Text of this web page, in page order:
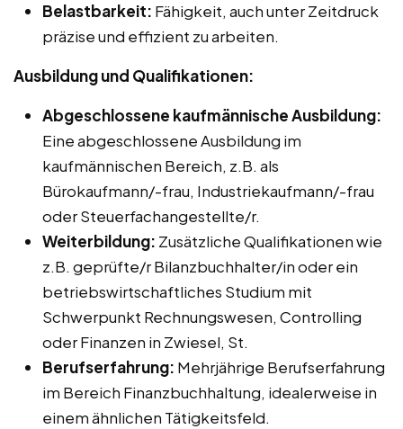
Belastbarkeit: Fähigkeit, auch unter Zeitdruck
präzise und effizient zu arbeiten.
Ausbildung und Qualifikationen:
Abgeschlossene kaufmännische Ausbildung:
Eine abgeschlossene Ausbildung im
kaufmännischen Bereich, z.B. als
Bürokaufmann/-frau, Industriekaufmann/-frau
oder Steuerfachangestellte/r.
Weiterbildung: Zusätzliche Qualifikationen wie
z.B. geprüfte/r Bilanzbuchhalter/in oder ein
betriebswirtschaftliches Studium mit
Schwerpunkt Rechnungswesen, Controlling
oder Finanzen in Zwiesel, St.
Berufserfahrung: Mehrjährige Berufserfahrung
im Bereich Finanzbuchhaltung, idealerweise in
einem ähnlichen Tätigkeitsfeld.